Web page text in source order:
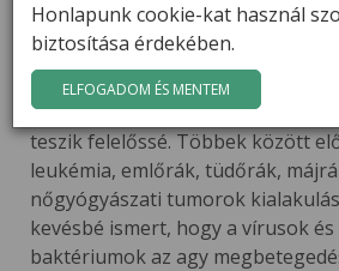
GYÓGYGOMBÁK
KAPCSOLAT
Köztudott, hogy számos
vírusok és baktériumok
szervezet megbetegedését.
A rákbetegségek 15-20%-áért a
teszik felelőssé. Többek között
leukémia, emlőrák, tüdőrák,
nőgyógyászati tumorok
kevésbé ismert, hogy a vírusok
baktériumok az agy
Honlapunk cookie-kat használ
biztosítása érdekében.
ELFOGADOM ÉS MENTEM